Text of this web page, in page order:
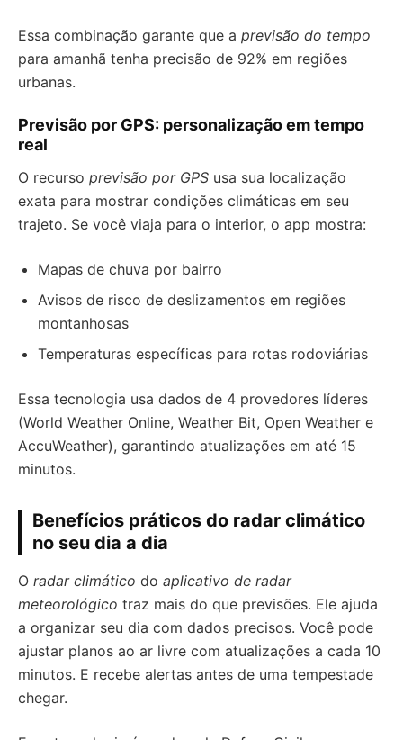
Essa combinação garante que a previsão do tempo
para amanhã tenha precisão de 92% em regiões
urbanas.
Previsão por GPS: personalização em tempo
real
O recurso previsão por GPS usa sua localização
exata para mostrar condições climáticas em seu
trajeto. Se você viaja para o interior, o app mostra:
Mapas de chuva por bairro
Avisos de risco de deslizamentos em regiões
montanhosas
Temperaturas específicas para rotas rodoviárias
Essa tecnologia usa dados de 4 provedores líderes
(World Weather Online, Weather Bit, Open Weather e
AccuWeather), garantindo atualizações em até 15
minutos.
Benefícios práticos do radar climático
no seu dia a dia
O radar climático do aplicativo de radar
meteorológico traz mais do que previsões. Ele ajuda
a organizar seu dia com dados precisos. Você pode
ajustar planos ao ar livre com atualizações a cada 10
minutos. E recebe alertas antes de uma tempestade
chegar.